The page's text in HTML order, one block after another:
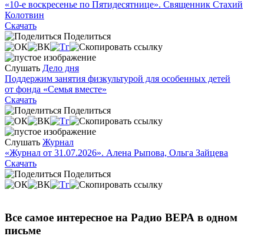
«10-е воскресенье по Пятидесятнице». Священник Стахий
Колотвин
Скачать
Поделиться
Слушать Дело дня
Поддержим занятия физкультурой для особенных детей
от фонда «Семья вместе»
Скачать
Поделиться
Слушать Журнал
«Журнал от 31.07.2026». Алена Рыпова, Ольга Зайцева
Скачать
Поделиться
Все самое интересное на Радио ВЕРА в одном
письме